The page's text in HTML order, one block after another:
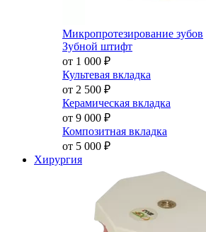
Микропротезирование зубов
Зубной штифт
от 1 000 ₽
Культевая вкладка
от 2 500 ₽
Керамическая вкладка
от 9 000 ₽
Композитная вкладка
от 5 000 ₽
Хирургия